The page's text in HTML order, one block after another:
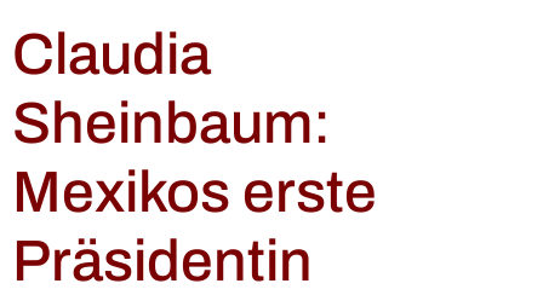
Claudia
Sheinbaum:
Mexikos erste
Präsidentin